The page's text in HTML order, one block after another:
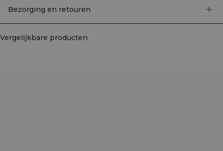
Bezorging en retouren
Vergelijkbare producten